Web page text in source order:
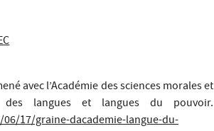
avec l’Académie des sciences morales et
langues et langues du pouvoir.
17/graine-dacademie-langue-du-